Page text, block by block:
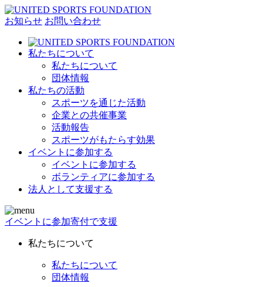
お知らせ お問い合わせ
私たちについて
私たちについて
団体情報
私たちの活動
スポーツを通じた活動
企業との共催事業
活動報告
スポーツがもたらす効果
イベントに参加する
イベントに参加する
ボランティアに参加する
法人として支援する
イベントに参加寄付で支援
私たちについて
私たちについて
団体情報